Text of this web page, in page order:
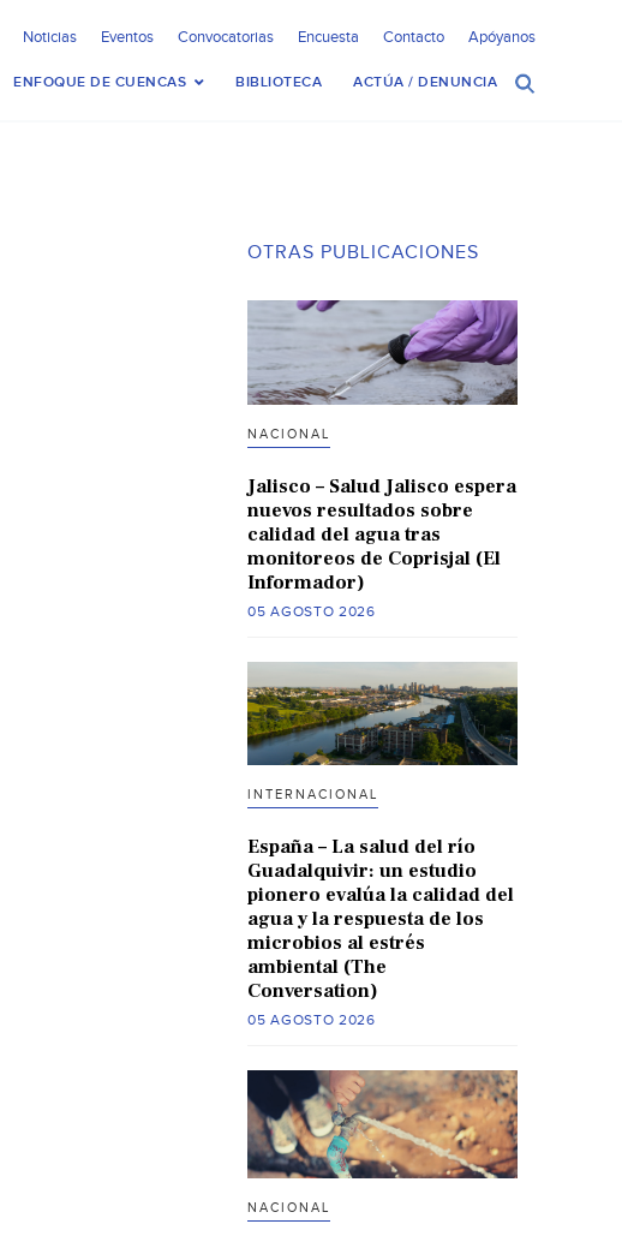
Noticias Eventos Convocatorias Encuesta Contacto Apóyanos
ENFOQUE DE CUENCAS BIBLIOTECA ACTÚA / DENUNCIA
OTRAS PUBLICACIONES
NACIONAL
Jalisco – Salud Jalisco espera
nuevos resultados sobre
calidad del agua tras
monitoreos de Coprisjal (El
Informador)
05 AGOSTO 2026
INTERNACIONAL
España – La salud del río
Guadalquivir: un estudio
pionero evalúa la calidad del
agua y la respuesta de los
microbios al estrés
ambiental (The
Conversation)
05 AGOSTO 2026
NACIONAL